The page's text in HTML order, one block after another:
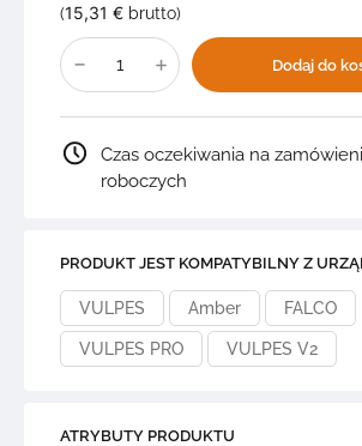
(15,31 € brutto)
ilość
ZESTAW
FOREMKA
GRAFIKI:
Choinka
z
prezentami
2S26.S1
Dodaj do
Czas oczekiwania na
roboczych
PRODUKT JEST KOMPATYBILNY Z
VULPES Amber FALCO
VULPES PRO VULPES V2
ATRYBUTY PRODUKTU